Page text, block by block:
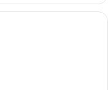
Suite | Peti besi dalam bilik,